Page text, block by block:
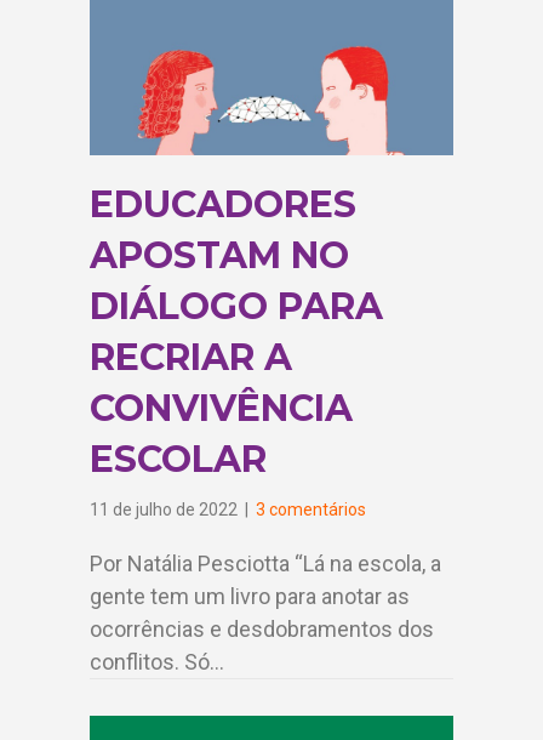
EDUCADORES
APOSTAM NO
DIÁLOGO PARA
RECRIAR A
CONVIVÊNCIA
ESCOLAR
11 de julho de 2022 | 3 comentários
Por Natália Pesciotta “Lá na escola, a
gente tem um livro para anotar as
ocorrências e desdobramentos dos
conflitos. Só…